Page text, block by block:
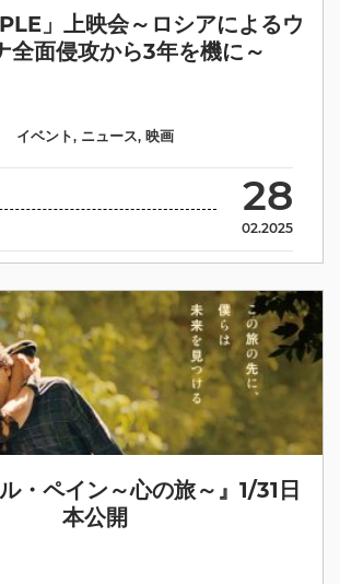
」上映会～ロシアによるウ
全面侵攻から3年を機に～
28
02.2025
イベント, ニュース, 映画
・ペイン～心の旅～』1/31日
本公開